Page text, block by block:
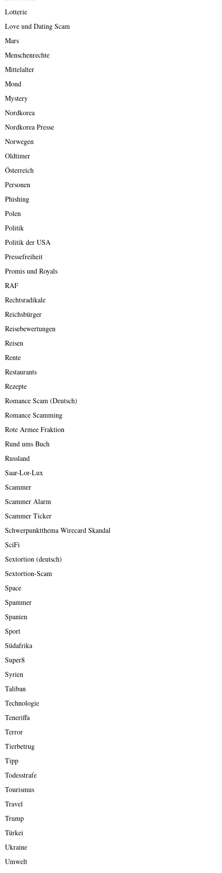
Lotterie
Love und Dating Scam
Mars
Menschenrechte
Mittelalter
Mond
Mystery
Nordkorea
Nordkorea Presse
Norwegen
Oldtimer
Österreich
Personen
Phishing
Polen
Politik
Politik der USA
Pressefreiheit
Promis und Royals
RAF
Rechtsradikale
Reichsbürger
Reisebewertungen
Reisen
Rente
Restaurants
Rezepte
Romance Scam (Deutsch)
Romance Scamming
Rote Armee Fraktion
Rund ums Buch
Russland
Saar-Lor-Lux
Scammer
Scammer Alarm
Scammer Ticker
Schwerpunktthema Wirecard Skandal
SciFi
Sextortion (deutsch)
Sextortion-Scam
Space
Spammer
Spanien
Sport
Südafrika
Super8
Syrien
Taliban
Technologie
Teneriffa
Terror
Tierbetrug
Tipp
Todesstrafe
Tourismus
Travel
Trump
Türkei
Ukraine
Umwelt